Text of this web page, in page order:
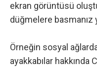
ekran görüntüsü
düğmelere basmanız
Örneğin sosyal
ayakkabılar hakkında